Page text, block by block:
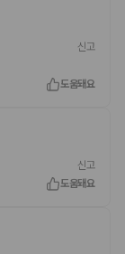
신고
도움돼요
신고
도움돼요